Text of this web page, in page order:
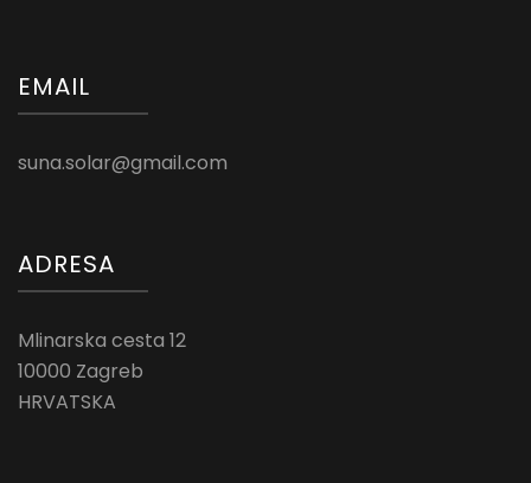
EMAIL
suna.solar@gmail.com
ADRESA
Mlinarska cesta 12
10000 Zagreb
HRVATSKA